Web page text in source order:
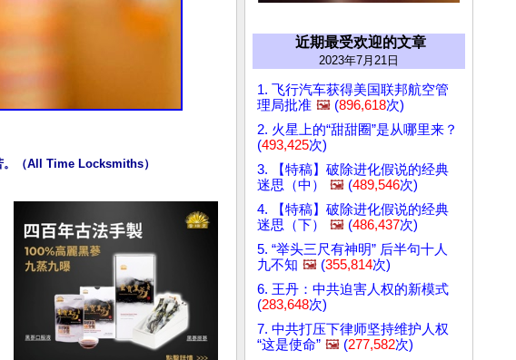
近期最受欢迎的文章
2023年7月21日
1. 飞行汽车获得美国联邦航空管
理局批准 🖼️ (896,618次)
2. 火星上的“甜甜圈”是从哪里来？
(493,425次)
3. 【特稿】破除进化假说的经典
迷思（中）
🖼️ (489,546次)
4. 【特稿】破除进化假说的经典
迷思（下）
🖼️ (486,437次)
5. “举头三尺有神明” 后半句十人
九不知 🖼️ (355,814次)
6. 王丹：中共迫害人权的新模式
(283,648次)
7. 中共打压下律师坚持维护人权
“这是使命” 🖼️ (277,582次)